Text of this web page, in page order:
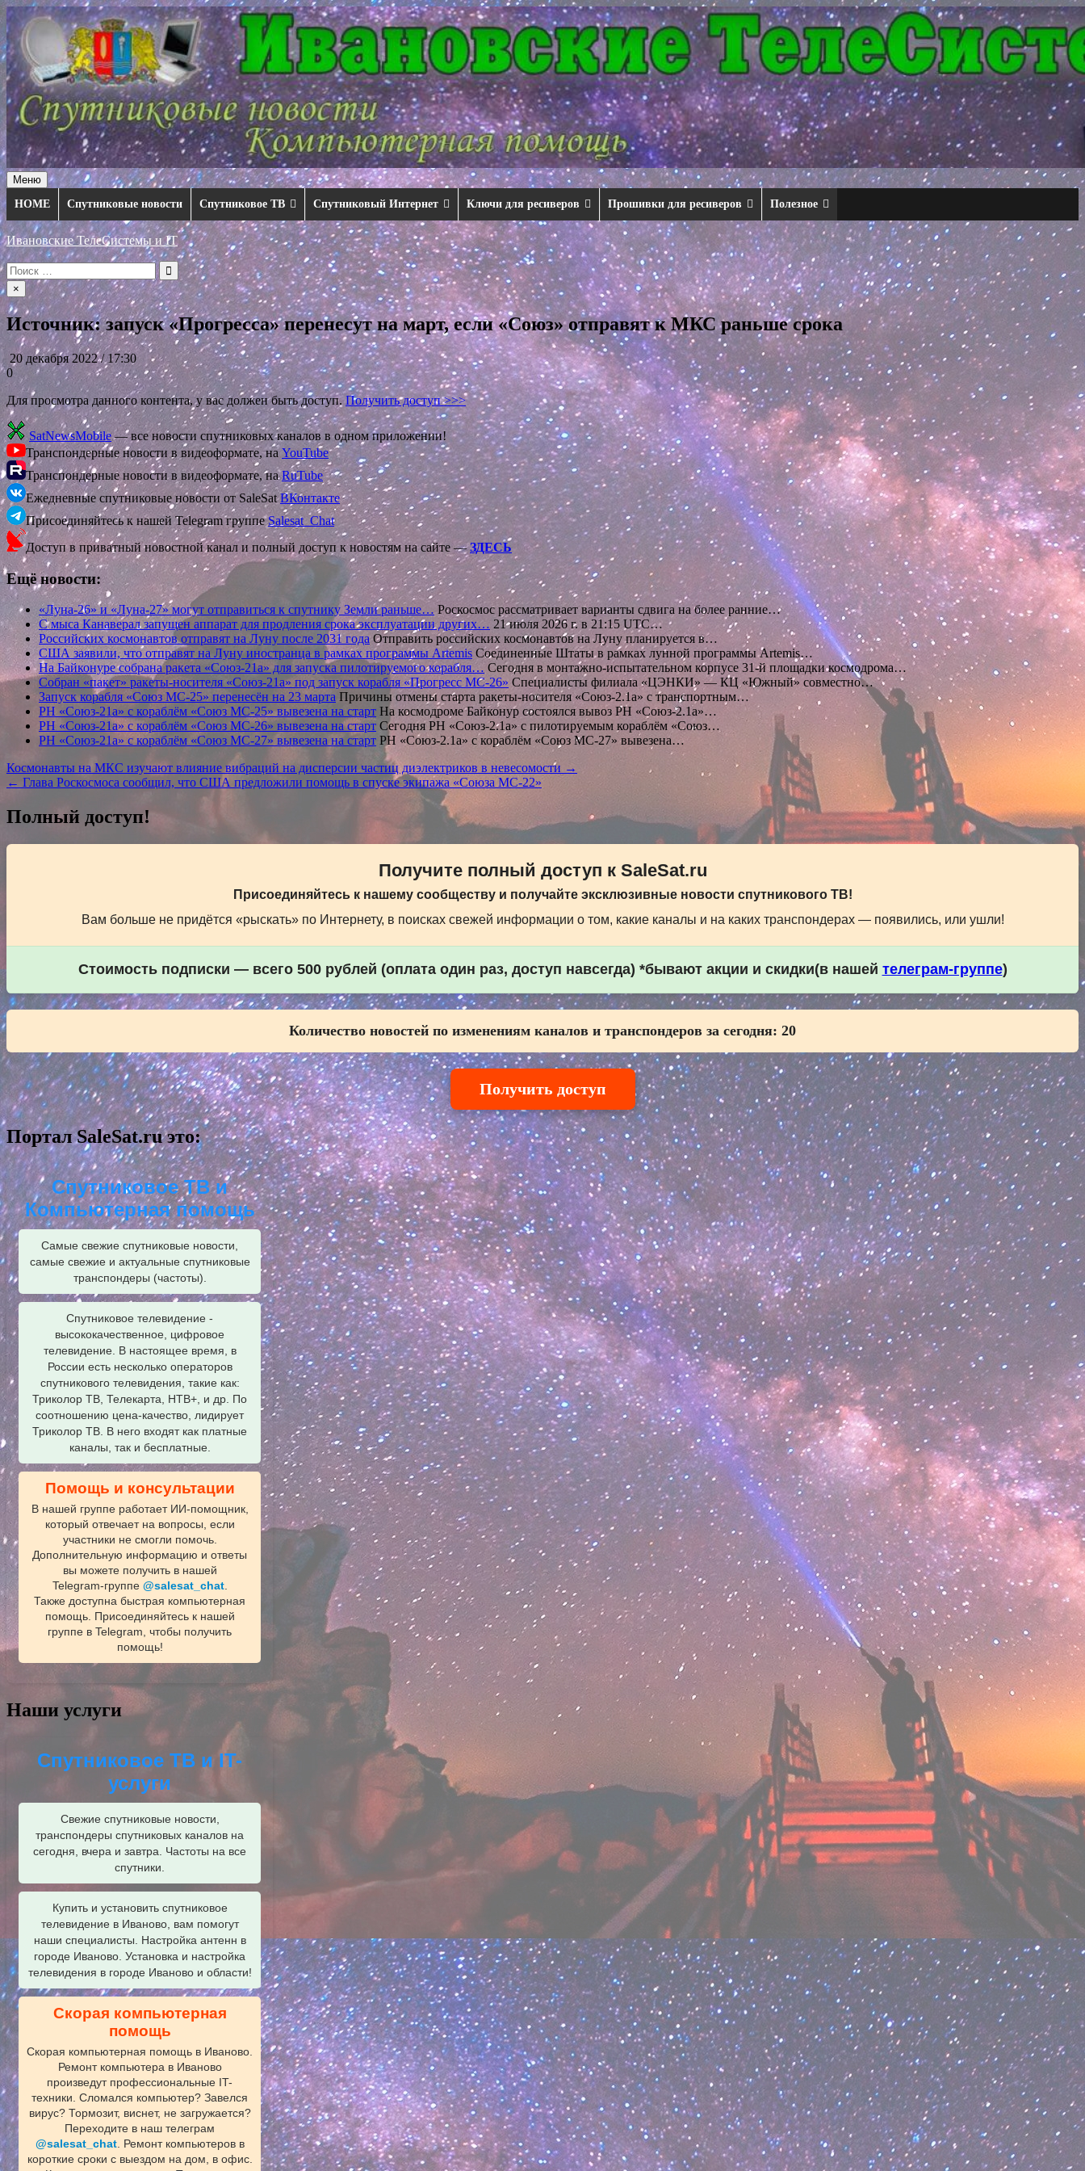
Перейти
к
содержимому
Меню
HOME
Спутниковые новости Спутниковое ТВ Спутниковый Интернет Ключи для ресиверов Прошивки для ресиверов Полезное
Ивановские ТелеСистемы и IT
Искать:
×
Источник: запуск «Прогресса» перенесут на март, если «Союз» отправят к МКС раньше срока
20 декабря 2022 / 17:30
0
Для просмотра данного контента, у вас должен быть доступ.Получить доступ >>>
SatNewsMobile— все новости спутниковых каналов в одном приложении!
Транспондерные новости в видеоформате, на YouTube
Транспондерные новости в видеоформате, наRuTube
Ежедневные спутниковые новости от SaleSatВКонтакте
Присоединяйтесь к нашей Telegram группеSalesat_Chat
Доступ в приватный новостной канал и полный доступ к новостям на сайте —ЗДЕСЬ
Ещё новости:
«Луна-26» и «Луна-27» могут отправиться к спутнику Земли раньше… Роскосмос рассматривает варианты сдвига на более ранние…
С мыса Канаверал запущен аппарат для продления срока эксплуатации других… 21 июля 2026 г. в 21:15 UTC…
Российских космонавтов отправят на Луну после 2031 годаОтправить российских космонавтов на Луну планируется в…
США заявили, что отправят на Луну иностранца в рамках программы Artemis Соединенные Штаты в рамках лунной программы Artemis…
На Байконуре собрана ракета «Союз-21а» для запуска пилотируемого корабля… Сегодня в монтажно-испытательном корпусе 31-й площадки космодрома…
Собран «пакет» ракеты-носителя «Союз-21а» под запуск корабля «Прогресс МС-26» Специалисты филиала «ЦЭНКИ» — КЦ «Южный» совместно…
Запуск корабля «Союз МС-25» перенесён на 23 марта Причины отмены старта ракеты-носителя «Союз-2.1а» с транспортным…
РН «Союз-21а» с кораблём «Союз МС-25» вывезена на старт На космодроме Байконур состоялся вывоз РН «Союз-2.1а»…
РН «Союз-21а» с кораблём «Союз МС-26» вывезена на старт Сегодня РН «Союз-2.1а» с пилотируемым кораблём «Союз…
РН «Союз-21а» с кораблём «Союз МС-27» вывезена на старт РН «Союз-2.1а» с кораблём «Союз МС-27» вывезена…
Навигация
по
записям
Космонавты на МКС изучают влияние вибраций на дисперсии частиц диэлектриков в невесомости →
← Глава Роскосмоса сообщил, что США предложили помощь в спуске экипажа «Союза МС-22»
Полный доступ!
Получите полный доступ к SaleSat.ru
Присоединяйтесь к нашему сообществу и получайте эксклюзивные новости спутникового ТВ!
Вам больше не придётся «рыскать» по Интернету, в поисках свежей информации о том, какие каналы и на каких транспондерах — появились, или ушли!
Стоимость подписки — всего 500 рублей (оплата один раз, доступ навсегда) *бывают акции и скидки(в нашей телеграм-группе)
Количество новостей по изменениям каналов и транспондеров за сегодня: 20
Получить доступ
Портал SaleSat.ru это:
Спутниковое ТВ и
Компьютерная помощь
Самые свежие спутниковые новости,
самые свежие и актуальные спутниковые
транспондеры (частоты).
Спутниковое телевидение -
высококачественное, цифровое
телевидение. В настоящее время, в
России есть несколько операторов
спутникового телевидения, такие как:
Триколор ТВ, Телекарта, НТВ+, и др. По
соотношению цена-качество, лидирует
Триколор ТВ. В него входят как платные
каналы, так и бесплатные.
Помощь и консультации
В нашей группе работает ИИ‑помощник,
который отвечает на вопросы, если
участники не смогли помочь.
Дополнительную информацию и ответы
вы можете получить в нашей
Telegram‑группе @salesat_chat.
Также доступна быстрая компьютерная
помощь. Присоединяйтесь к нашей
группе в Telegram, чтобы получить
помощь!
Наши услуги
Спутниковое ТВ и IT-
услуги
Свежие спутниковые новости,
транспондеры спутниковых каналов на
сегодня, вчера и завтра. Частоты на все
спутники.
Купить и установить спутниковое
телевидение в Иваново, вам помогут
наши специалисты. Настройка антенн в
городе Иваново. Установка и настройка
телевидения в городе Иваново и области!
Скорая компьютерная
помощь
Скорая компьютерная помощь в Иваново.
Ремонт компьютера в Иваново
произведут профессиональные IT-
техники. Сломался компьютер? Завелся
вирус? Тормозит, виснет, не загружается?
Переходите в наш телеграм
@salesat_chat. Ремонт компьютеров в
короткие сроки с выездом на дом, в офис.